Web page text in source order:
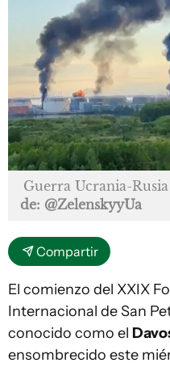
Guerra Ucrania-Rusia
de: @ZelenskyyUa
Compartir
El comienzo del XXIX
Internacional de San
conocido como el
ensombrecido este